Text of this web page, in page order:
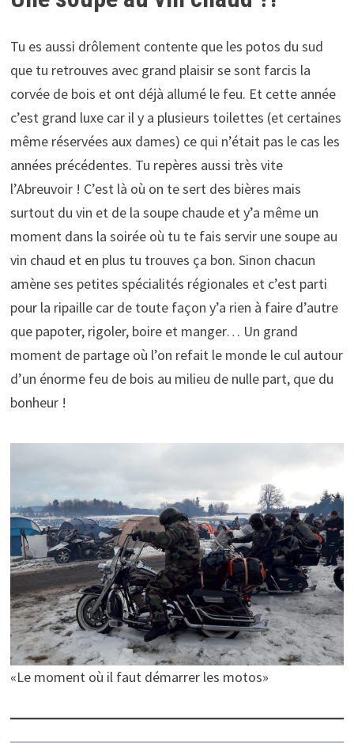
Tu es aussi drôlement contente que les potos du sud
que tu retrouves avec grand plaisir se sont farcis la
corvée de bois et ont déjà allumé le feu. Et cette année
c’est grand luxe car il y a plusieurs toilettes (et certaines
même réservées aux dames) ce qui n’était pas le cas les
années précédentes. Tu repères aussi très vite
l’Abreuvoir ! C’est là où on te sert des bières mais
surtout du vin et de la soupe chaude et y’a même un
moment dans la soirée où tu te fais servir une soupe au
vin chaud et en plus tu trouves ça bon. Sinon chacun
amène ses petites spécialités régionales et c’est parti
pour la ripaille car de toute façon y’a rien à faire d’autre
que papoter, rigoler, boire et manger… Un grand
moment de partage où l’on refait le monde le cul autour
d’un énorme feu de bois au milieu de nulle part, que du
bonheur !
«Le moment où il faut démarrer les motos»